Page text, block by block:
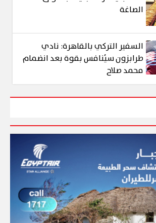
الصاغة
السفير التركي بالقاهرة: نادي
طرابزون سيُنافس بقوة بعد انضمام
محمد صلاح